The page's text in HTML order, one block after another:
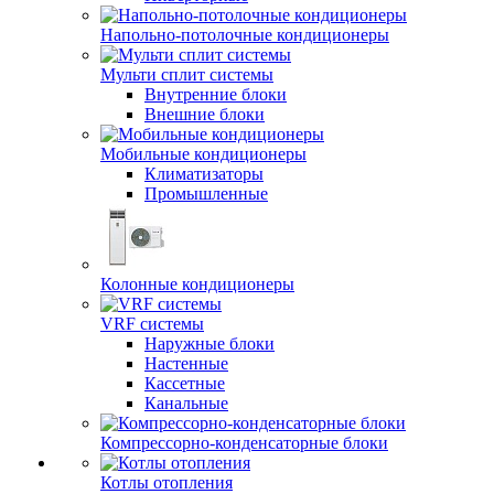
Напольно-потолочные кондиционеры
Мульти сплит системы
Внутренние блоки
Внешние блоки
Мобильные кондиционеры
Климатизаторы
Промышленные
Колонные кондиционеры
VRF системы
Наружные блоки
Настенные
Кассетные
Канальные
Компрессорно-конденсаторные блоки
Котлы отопления